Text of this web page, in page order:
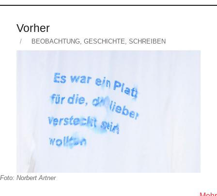
Vorher
Veröffentlicht
am
KATEGORIEN
BEOBACHTUNG,GESCHICHTE,SCHREIBEN
Foto: Norbert Artner